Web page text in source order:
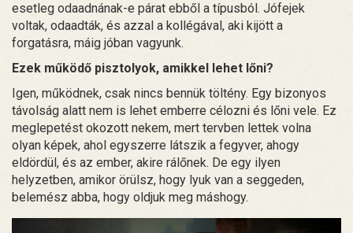
esetleg odaadnának-e párat ebből a típusból. Jófejek
voltak, odaadták, és azzal a kollégával, aki kijött a
forgatásra, máig jóban vagyunk.
Ezek működő pisztolyok, amikkel lehet lőni?
Igen, működnek, csak nincs bennük töltény. Egy bizonyos
távolság alatt nem is lehet emberre célozni és lőni vele. Ez
meglepetést okozott nekem, mert tervben lettek volna
olyan képek, ahol egyszerre látszik a fegyver, ahogy
eldördül, és az ember, akire rálőnek. De egy ilyen
helyzetben, amikor örülsz, hogy lyuk van a seggeden,
belemész abba, hogy oldjuk meg máshogy.